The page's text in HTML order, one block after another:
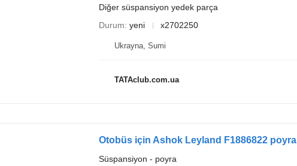
Diğer süspansiyon yedek parça
Durum yeni x2702250
Ukrayna, Sumi
TATAclub.com.ua
Otobüs için Ashok Leyland F1886822 poyra
Süspansiyon - poyra